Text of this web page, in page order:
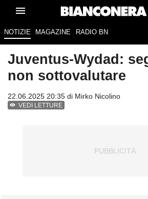
NOTIZIE MAGAZINE RADIO BN
Juventus-Wydad:
non sottovalutare
22.06.2025 20:35 di Mirko Nicolino
VEDI LETTURE